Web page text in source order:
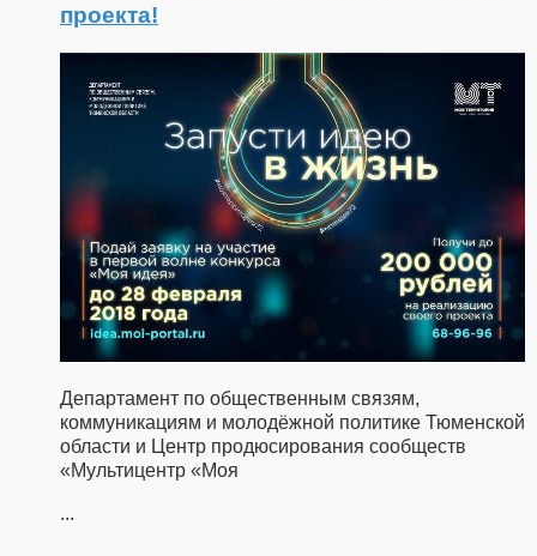
проекта!
Департамент по общественным связям,
коммуникациям и молодёжной политике Тюменской
области и Центр продюсирования сообществ
«Мультицентр «Моя
...